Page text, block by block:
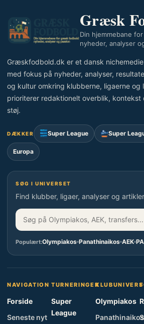
Græsk
Din hjemmebane
nyheder, analyser
Græskfodbold.dk er et dansk
med fokus på nyheder, analyser,
og kultur omkring klubberne, ligaerne og
prioriterer redaktionelt overblik, kontekst
støj.
DÆKKER Super League Super
Europa
SØG I UNIVERSET
Find klubber, ligaer, analyser og artikler
Populært:Olympiakos Panathinaikos AEK
NAVIGATION
Forside
Seneste nyt
TURNERINGER
Super
League
KLUBUNIVERS
Olympiakos
Panathinaikos